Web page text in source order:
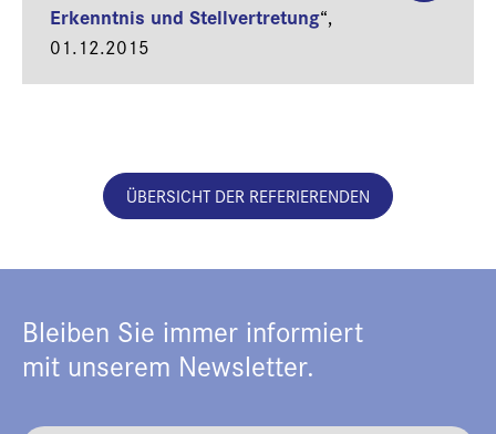
Erkenntnis und Stellvertretung“,
01.12.2015
ÜBERSICHT DER REFERIERENDEN
Bleiben Sie immer informiert
mit unserem Newsletter.